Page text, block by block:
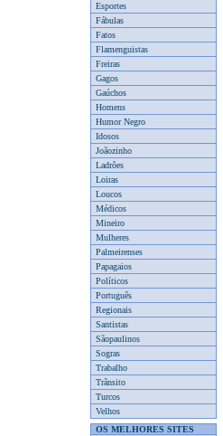
Esportes
Fábulas
Fatos
Flamenguistas
Freiras
Gagos
Gaúchos
Homens
Humor Negro
Idosos
Joãozinho
Ladrões
Loiras
Loucos
Médicos
Mineiro
Mulheres
Palmeirenses
Papagaios
Políticos
Português
Regionais
Santistas
Sãopaulinos
Sogras
Trabalho
Trânsito
Turcos
Velhos
OS MELHORES SITES